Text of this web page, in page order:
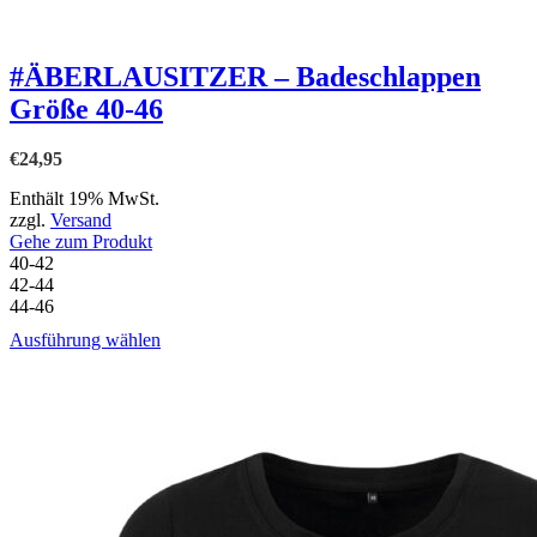
#ÄBERLAUSITZER – Badeschlappen
Größe 40-46
€24,95
Enthält 19% MwSt.
zzgl. Versand
Gehe zum Produkt
40-42
42-44
44-46
Ausführung wählen
Optionen